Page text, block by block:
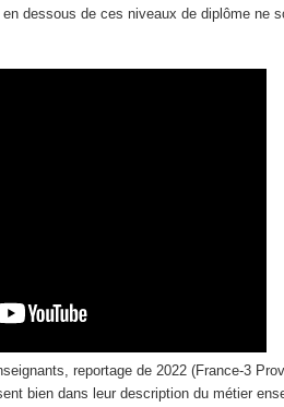
dessous de ces niveaux de diplôme ne
reportage de 2022 (France-3
bien dans leur description du métier